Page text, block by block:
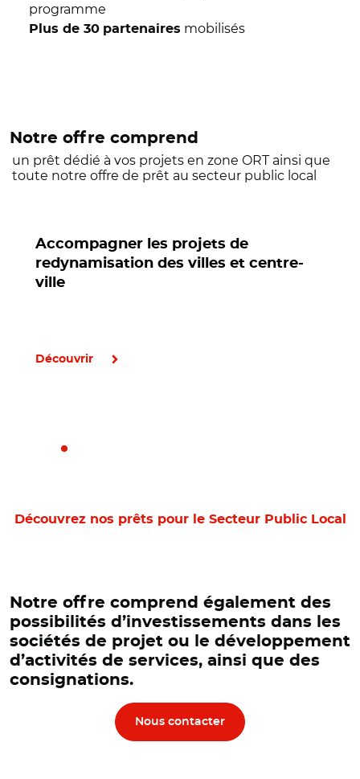
programme
Plus de 30 partenaires mobilisés
Notre offre comprend
un prêt dédié à vos projets en zone ORT ainsi que
toute notre offre de prêt au secteur public local
Accompagner les projets de
redynamisation des villes et centre-
ville
Découvrir
Découvrez nos prêts pour le Secteur Public Local
Notre offre comprend également des
possibilités d’investissements dans les
sociétés de projet ou le développement
d’activités de services, ainsi que des
consignations.
Nous contacter